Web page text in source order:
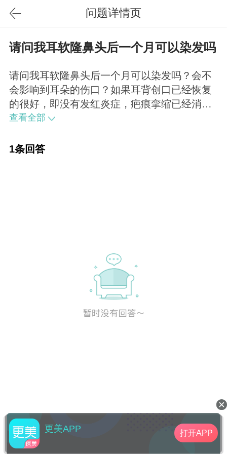
问题详情页
请问我耳软隆鼻头后一个月可以染发吗
请问我耳软隆鼻头后一个月可以染发吗？会不
会影响到耳朵的伤口？如果耳背创口已经恢复
的很好，即没有发红炎症，疤痕挛缩已经消
退，没有术后感染迹象等，染发是不会影响
查看全部
1条回答
更美APP 打开APP